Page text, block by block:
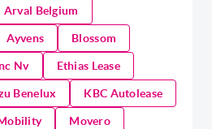
Arval Belgium
Ayvens Blossom
Nv Ethias Lease
Benelux KBC Autolease
Movero